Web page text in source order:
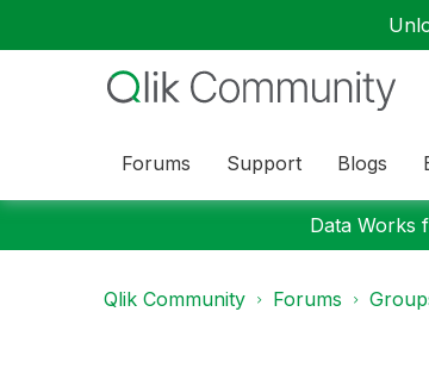
Forums Support Blogs
Data Works
Qlik Community Forums